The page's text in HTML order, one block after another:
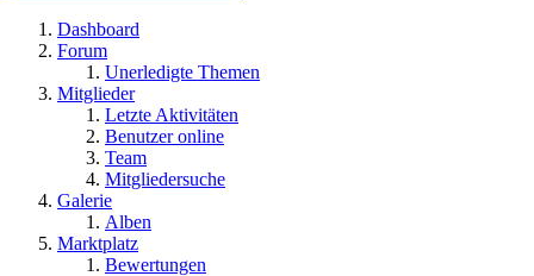
Dashboard
Forum
Unerledigte Themen
Mitglieder
Letzte Aktivitäten
Benutzer online
Team
Mitgliedersuche
Galerie
Alben
Marktplatz
Bewertungen